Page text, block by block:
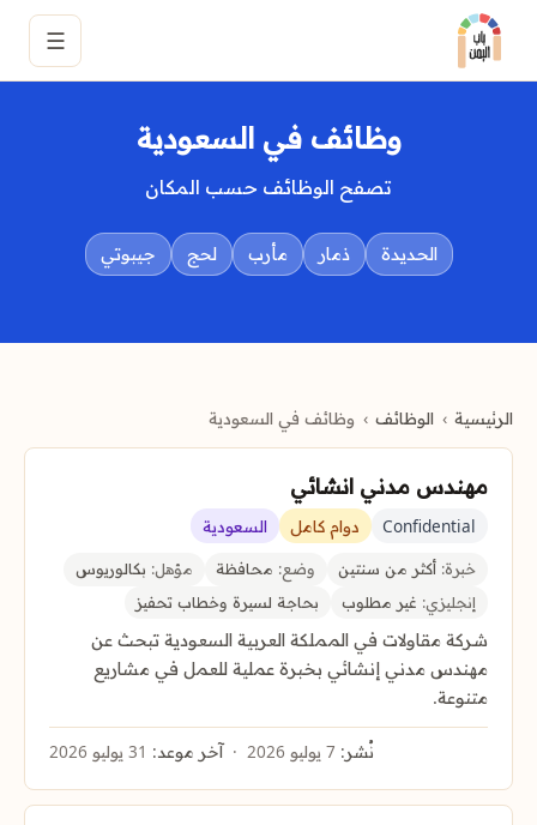
☰
وظائف في السعودية
تصفح الوظائف حسب المكان
الحديدة ذمار مأرب لحج جيبوتي
الرئيسية الوظائف وظائف في السعودية
مهندس مدني انشائي
Confidential دوام كامل السعودية
خبرة: أكثر من سنتين وضع: محافظة مؤهل: بكالوريوس
إنجليزي: غير مطلوب بحاجة لسيرة وخطاب تحفيز
شركة مقاولات في المملكة العربية السعودية تبحث عن
مهندس مدني إنشائي بخبرة عملية للعمل في مشاريع
متنوعة.
نُشر: آخر موعد: